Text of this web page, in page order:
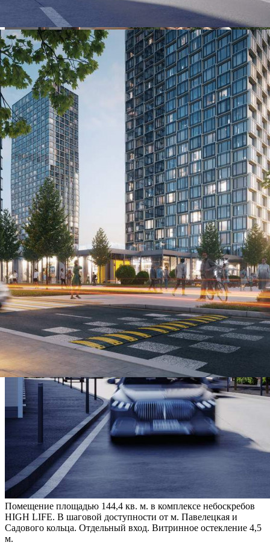
Помещение площадью 144,4 кв. м. в комплексе небоскребов
HIGH LIFE. В шаговой доступности от м. Павелецкая и
Садового кольца. Отдельный вход. Витринное остекление 4,5
м.